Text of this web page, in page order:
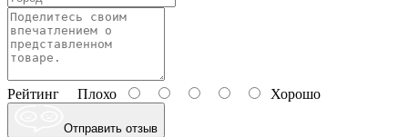
Рейтинг Плохо Хорошо
Отправить отзыв